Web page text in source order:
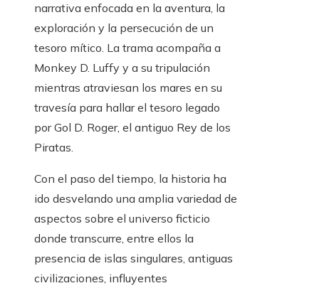
narrativa enfocada en la aventura, la
exploración y la persecución de un
tesoro mítico. La trama acompaña a
Monkey D. Luffy y a su tripulación
mientras atraviesan los mares en su
travesía para hallar el tesoro legado
por Gol D. Roger, el antiguo Rey de los
Piratas.
Con el paso del tiempo, la historia ha
ido desvelando una amplia variedad de
aspectos sobre el universo ficticio
donde transcurre, entre ellos la
presencia de islas singulares, antiguas
civilizaciones, influyentes